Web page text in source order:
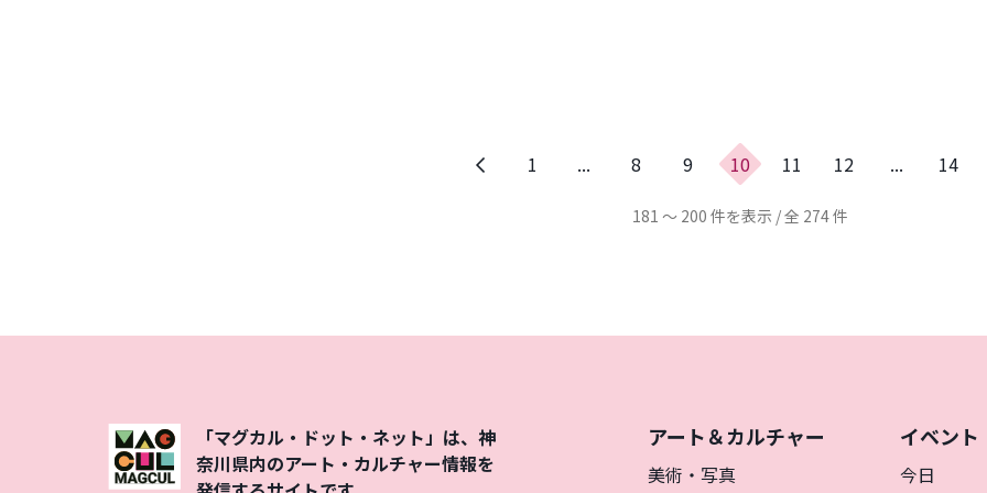
前
1 ... 8 9 10 11 12 ... 14
181 ～ 200 件を表示 / 全 274 件
アート＆カルチャー
美術・写真
イベント
今日
「マグカル・ドット・ネット」は、神
奈川県内のアート・カルチャー情報を